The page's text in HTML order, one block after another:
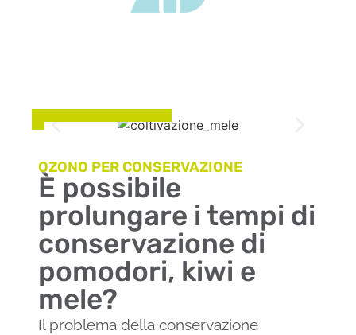
OZONO PER CONSERVAZIONE
È possibile
prolungare i tempi di
conservazione di
pomodori, kiwi e
mele?
Il problema della conservazione